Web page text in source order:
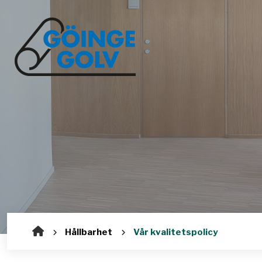
Hållbarhet Vår kvalitetspolicy